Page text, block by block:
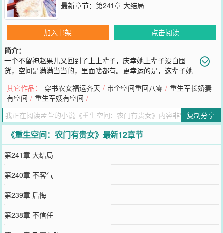
最新章节： 第241章 大结局
加入书架
点击阅读
简介：
一个不留神赵果儿又回到了上上辈子，庆幸她上辈子没白囤
货，空间是满满当当的，里面啥都有。更幸运的是，这辈子她
当个真材实料首富的满足感……只是，可惜了这挖洞小能手是有来历
的，她的首富之路才走了一半，启国就喊他回家继承皇位去了。而
他，竟然异想天开，想拐她回去当皇后？赵果儿：不去，当皇后哪有
当首富自在？挖洞小能手：没忘了那些洞都是我挖的
您要是觉得《重生空间：农门有贵女》还不错的话请不要忘记向您QQ
群和微博微信里的朋友推荐哦！
其它作品： 穿书农女福运齐天 / 带个空间重回八零 / 重生军长娇妻
有空间 / 重生军嫂有空间 /
复制分享
《重生空间：农门有贵女》最新12章节
第241章 大结局
第240章 不客气
第239章 后悔
第238章 不信任